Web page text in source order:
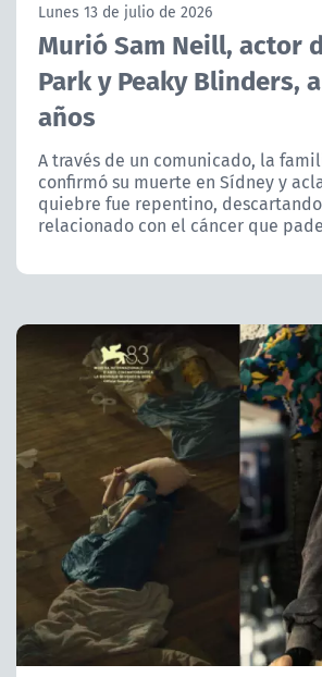
ACTUALIDAD Y TENDENCIAS
CORPORATIVO Y TRANSPARENCIA
CANAL DE DENUNCIAS
ÁREA DE PROYECTOS
Lunes 13 de julio de 2026
Murió Sam Neill, actor
Park y Peaky Blinders,
años
A través de un comunicado, la
confirmó su muerte en Sídney y
quiebre fue repentino,
relacionado con el cáncer que